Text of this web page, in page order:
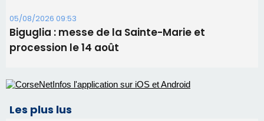
Satine Nomary est la nouvelle Miss Corse 2026
Éclipse du 12 août : Où s'installer en Corse pour
profiter pleinement du spectacle ?
d'un spectacle qui ne reviendra pas avant 2081
consommation en recul dans les restaurants